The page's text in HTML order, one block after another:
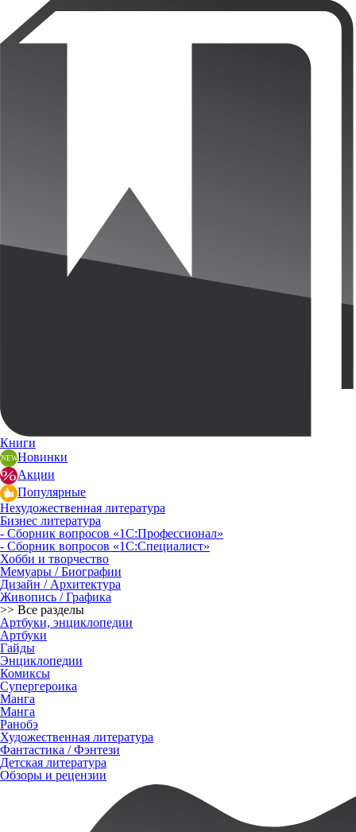
Книги
Новинки
Акции
Популярные
Нехудожественная литература
Бизнес литература
- Сборник вопросов «1С:Профессионал»
- Сборник вопросов «1С:Специалист»
Хобби и творчество
Мемуары / Биографии
Дизайн / Архитектура
Живопись / Графика
>> Все разделы
Артбуки, энциклопедии
Артбуки
Гайды
Энциклопедии
Комиксы
Супергероика
Манга
Манга
Ранобэ
Художественная литература
Фантастика / Фэнтези
Детская литература
Обзоры и рецензии